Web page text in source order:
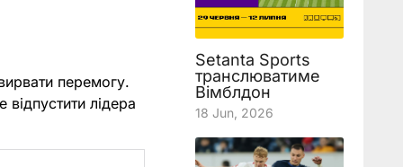
перемогу.
лідера
Setanta Sports
транслюватиме
Вімблдон
18 Jun, 2026